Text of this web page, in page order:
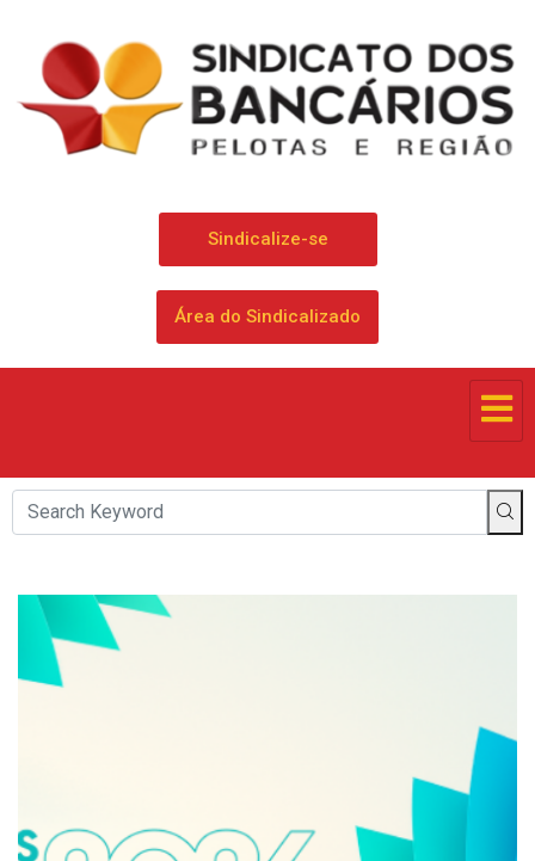
Sindicalize-se
Área do Sindicalizado